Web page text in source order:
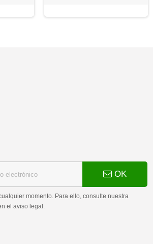
OK
momento. Para ello, consulte nuestra
el aviso legal.